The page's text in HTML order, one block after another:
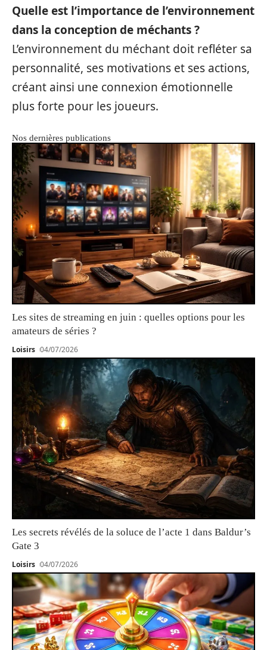
Quelle est l’importance de l’environnement
dans la conception de méchants ?
L’environnement du méchant doit refléter sa
personnalité, ses motivations et ses actions,
créant ainsi une connexion émotionnelle
plus forte pour les joueurs.
Nos dernières publications
Les sites de streaming en juin : quelles options pour les
amateurs de séries ?
Loisirs 04/07/2026
Les secrets révélés de la soluce de l’acte 1 dans Baldur’s
Gate 3
Loisirs 04/07/2026